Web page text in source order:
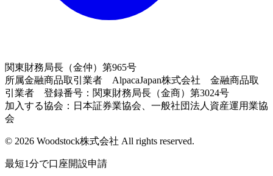
関東財務局長（金仲）第965号
所属金融商品取引業者 AlpacaJapan株式会社 金融商品取
引業者 登録番号：関東財務局長（金商）第3024号
加入する協会：日本証券業協会、一般社団法人資産運用業協
会
© 2026 Woodstock株式会社 All rights reserved.
最短1分で口座開設申請